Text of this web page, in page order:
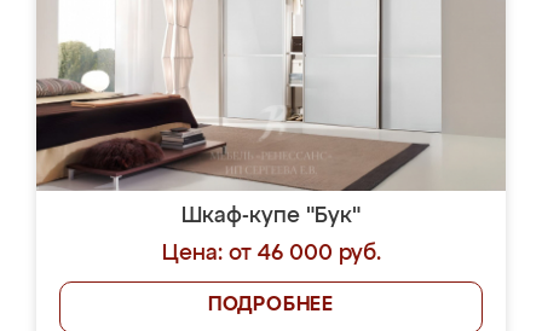
Шкаф-купе "Бук"
Цена: от 46 000 руб.
ПОДРОБНЕЕ